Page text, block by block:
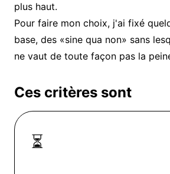
plus haut.
Pour faire mon choix, j'ai fixé
base, des «sine qua non» sans
ne vaut de toute façon pas la
Ces critères sont
⏳